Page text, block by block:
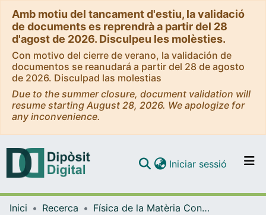
Amb motiu del tancament d'estiu, la validació
de documents es reprendrà a partir del 28
d'agost de 2026. Disculpeu les molèsties.
Con motivo del cierre de verano, la validación de
documentos se reanudará a partir del 28 de agosto
de 2026. Disculpad las molestias
Due to the summer closure, document validation will
resume starting August 28, 2026. We apologize for
any inconvenience.
Navega per tot el DD
Iniciar sessió (current)
Inici Recerca
Física de la Matèria Condensada